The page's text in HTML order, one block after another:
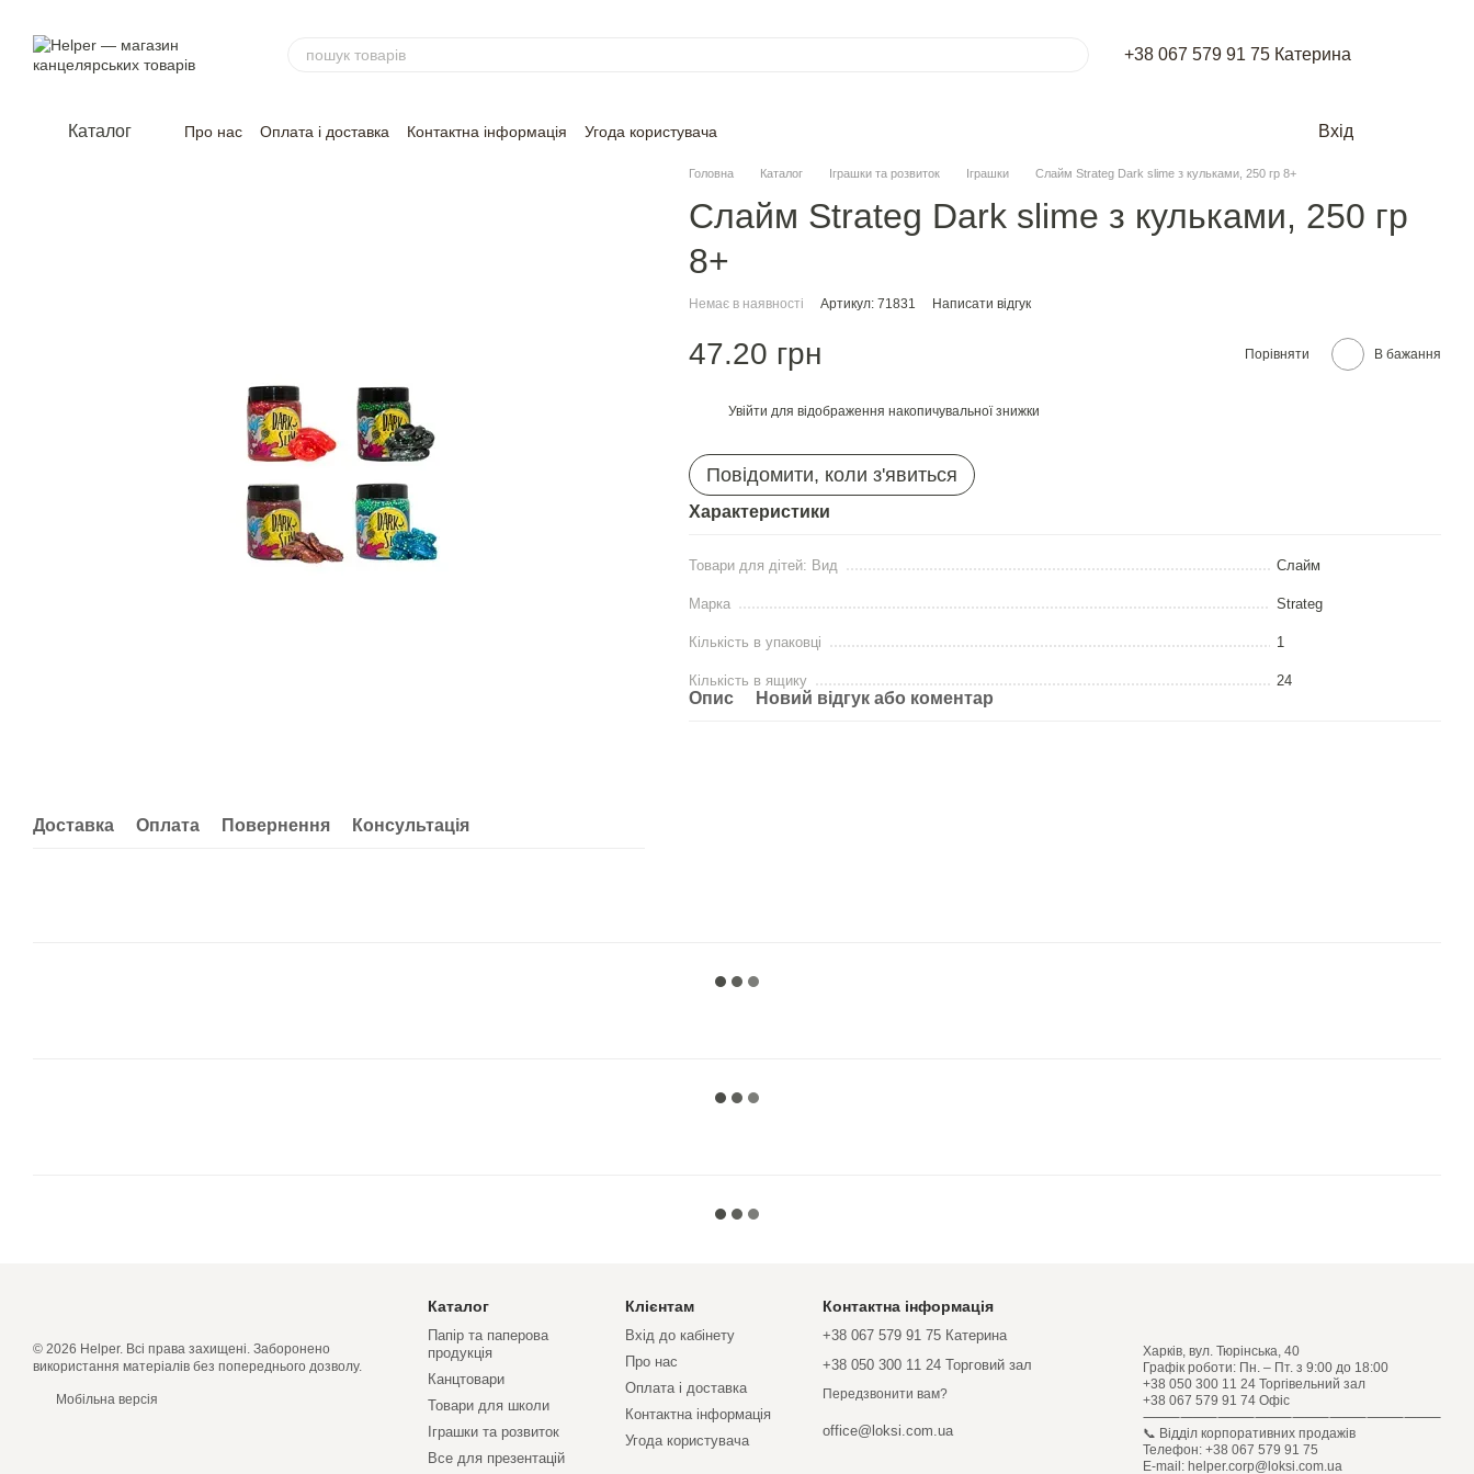
+38 067 579 91 75 Катерина
Каталог Про нас Оплата і доставка Контактна інформація Угода користувача Вхід
Доставка Оплата Повернення Консультація
Головна Каталог Іграшки та розвиток Іграшки Слайм Strateg Dark slime з кульками, 250 гр 8+
Слайм Strateg Dark slime з кульками, 250 гр
8+
Немає в наявності Артикул: 71831 Написати відгук
47.20 грн Порівняти В бажання
Увійти для відображення накопичувальної знижки
Повідомити, коли з'явиться
Характеристики
Товари для дiтей: Вид Слайм
Марка Strateg
Кількість в упаковці 1
Кількість в ящику 24
Опис Новий відгук або коментар
© 2026 Helper. Всі права захищені. Заборонено
використання матеріалів без попереднього дозволу.
Мобільна версія
Каталог
Папір та паперова
продукція
Канцтовари
Товари для школи
Іграшки та розвиток
Все для презентацій
Клієнтам
Вхід до кабінету
Про нас
Оплата і доставка
Контактна інформація
Угода користувача
Контактна інформація
+38 067 579 91 75 Катерина
+38 050 300 11 24 Торговий зал
Передзвонити вам?
office@loksi.com.ua
Харків, вул. Тюрінська, 40
Графік роботи: Пн. – Пт. з 9:00 до 18:00
+38 050 300 11 24 Торгівельний зал
+38 067 579 91 74 Офіс
⸻⸻⸻⸻⸻⸻⸻⸻
📞 Відділ корпоративних продажів
Телефон: +38 067 579 91 75
E-mail: helper.corp@loksi.com.ua